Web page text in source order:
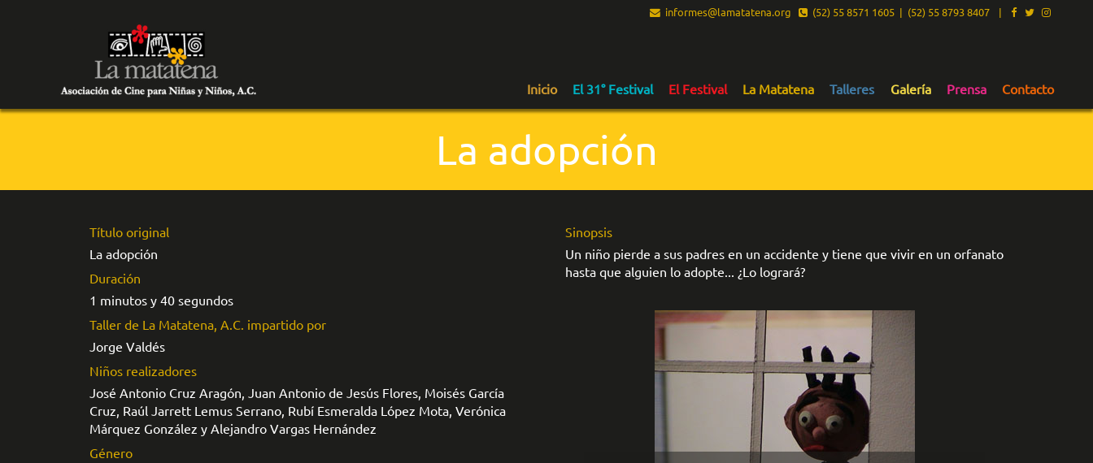
informes@lamatatena.org (52) 55 8571 1605 | (52) 55 8793 8407 |
Inicio El 31° Festival El Festival La Matatena Talleres Galería Prensa Contacto
La adopción
Título original
La adopción
Duración
1 minutos y 40 segundos
Taller de La Matatena, A.C. impartido por
Jorge Valdés
Niños realizadores
José Antonio Cruz Aragón, Juan Antonio de Jesús Flores, Moisés García
Cruz, Raúl Jarrett Lemus Serrano, Rubí Esmeralda López Mota, Verónica
Márquez González y Alejandro Vargas Hernández
Género
Sinopsis
Un niño pierde a sus padres en un accidente y tiene que vivir en un orfanato
hasta que alguien lo adopte... ¿Lo logrará?